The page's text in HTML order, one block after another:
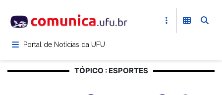
para
conteúdoPortal de Notícias da UFU
TÓPICO : ESPORTES